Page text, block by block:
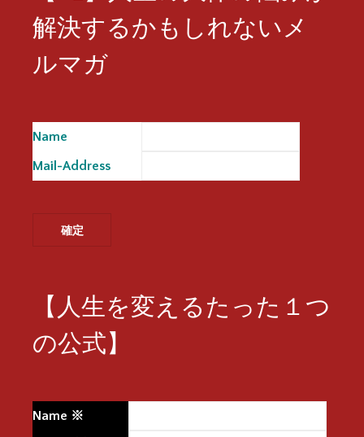
解決するかもしれないメ
ルマガ
Name
Mail-Address
【人生を変えるたった１つ
の公式】
Name ※